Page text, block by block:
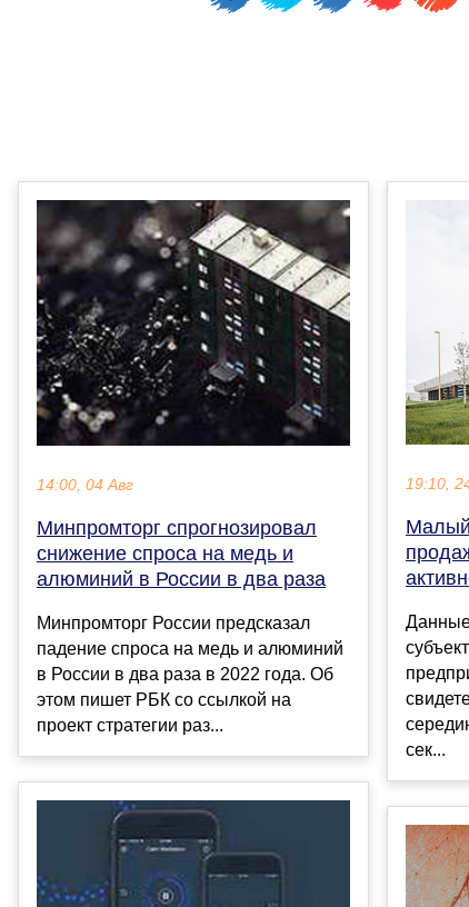
14:00, 04 Авг
Минпромторг спрогнозировал
снижение спроса на медь и
алюминий в России в два раза
Минпромторг России предсказал
падение спроса на медь и алюминий
в России в два раза в 2022 года. Об
этом пишет РБК со ссылкой на
проект стратегии раз...
19:10,
Малый
Данные
сек...